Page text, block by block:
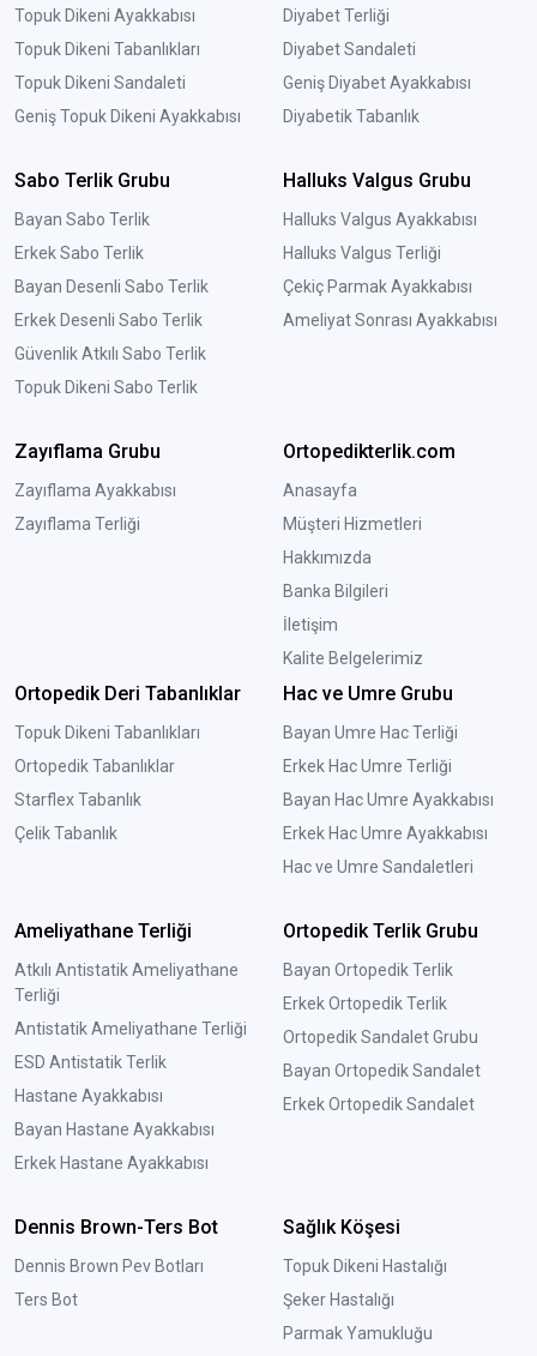
Topuk Dikeni Ayakkabısı
Topuk Dikeni Tabanlıkları
Topuk Dikeni Sandaleti
Geniş Topuk Dikeni Ayakkabısı
Diyabet Terliği
Diyabet Sandaleti
Geniş Diyabet Ayakkabısı
Diyabetik Tabanlık
Sabo Terlik Grubu
Bayan Sabo Terlik
Erkek Sabo Terlik
Bayan Desenli Sabo Terlik
Erkek Desenli Sabo Terlik
Güvenlik Atkılı Sabo Terlik
Topuk Dikeni Sabo Terlik
Halluks Valgus Grubu
Halluks Valgus Ayakkabısı
Halluks Valgus Terliği
Çekiç Parmak Ayakkabısı
Ameliyat Sonrası Ayakkabısı
Zayıflama Grubu
Zayıflama Ayakkabısı
Zayıflama Terliği
Ortopedikterlik.com
Anasayfa
Müşteri Hizmetleri
Hakkımızda
Banka Bilgileri
İletişim
Kalite Belgelerimiz
Ortopedik Deri Tabanlıklar
Topuk Dikeni Tabanlıkları
Ortopedik Tabanlıklar
Starflex Tabanlık
Çelik Tabanlık
Hac ve Umre Grubu
Bayan Umre Hac Terliği
Erkek Hac Umre Terliği
Bayan Hac Umre Ayakkabısı
Erkek Hac Umre Ayakkabısı
Hac ve Umre Sandaletleri
Ameliyathane Terliği
Atkılı Antistatik Ameliyathane
Terliği
Antistatik Ameliyathane Terliği
ESD Antistatik Terlik
Hastane Ayakkabısı
Bayan Hastane Ayakkabısı
Erkek Hastane Ayakkabısı
Ortopedik Terlik Grubu
Bayan Ortopedik Terlik
Erkek Ortopedik Terlik
Ortopedik Sandalet Grubu
Bayan Ortopedik Sandalet
Erkek Ortopedik Sandalet
Dennis Brown-Ters Bot
Dennis Brown Pev Botları
Ters Bot
Sağlık Köşesi
Topuk Dikeni Hastalığı
Şeker Hastalığı
Parmak Yamukluğu